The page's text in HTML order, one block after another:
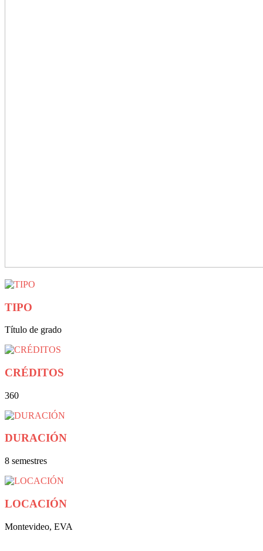
TIPO
Título de grado
CRÉDITOS
360
DURACIÓN
8 semestres
LOCACIÓN
Montevideo, EVA